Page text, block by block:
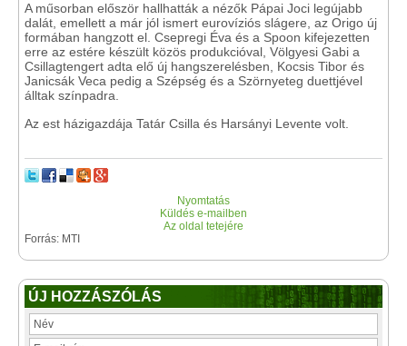
A műsorban először hallhatták a nézők Pápai Joci legújabb
dalát, emellett a már jól ismert eurovíziós slágere, az Origo új
formában hangzott el. Csepregi Éva és a Spoon kifejezetten
erre az estére készült közös produkcióval, Völgyesi Gabi a
Csillagtengert adta elő új hangszerelésben, Kocsis Tibor és
Janicsák Veca pedig a Szépség és a Szörnyeteg duettjével
álltak színpadra.
Az est házigazdája Tatár Csilla és Harsányi Levente volt.
Nyomtatás
Küldés e-mailben
Az oldal tetejére
Forrás: MTI
ÚJ HOZZÁSZÓLÁS